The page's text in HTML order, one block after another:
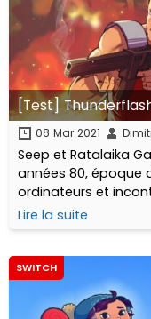
[Test]
08 Mar 2021
Seep et Ratalaika
années 80, époque
ordinateurs et
jeu inédit, hommage
nommé
Lire la suite
SWITCH